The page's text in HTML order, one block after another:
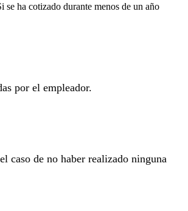
ha cotizado durante menos de un año
por el empleador.
caso de no haber realizado ninguna